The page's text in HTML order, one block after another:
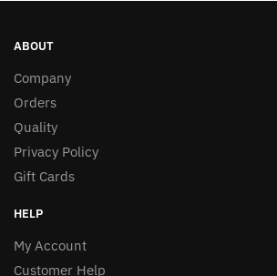
ABOUT
Company
Orders
Quality
Privacy Policy
Gift Cards
HELP
My Account
Customer Help